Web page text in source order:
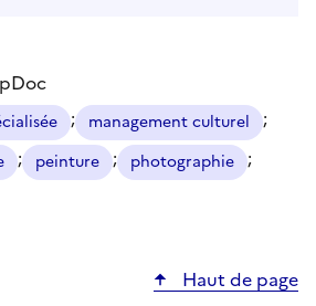
; management culturel ;
; peinture ; photographie ;
Haut de page